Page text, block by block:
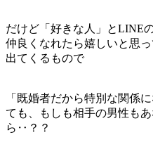
だけど「好きな人」とLINE
仲良くなれたら嬉しいと思っ
出てくる もので
「既婚者だから特別な関係
ても、もしも相手の男性も
ら‥？？